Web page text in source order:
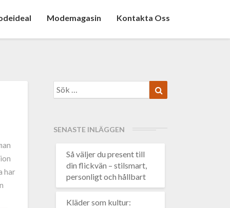
Modemagasin Kontakta Oss
har
Search
for:
SENASTE INLÄGGEN
Så väljer du present till
din flickvän – stilsmart,
personligt och hållbart
Kläder som kultur: